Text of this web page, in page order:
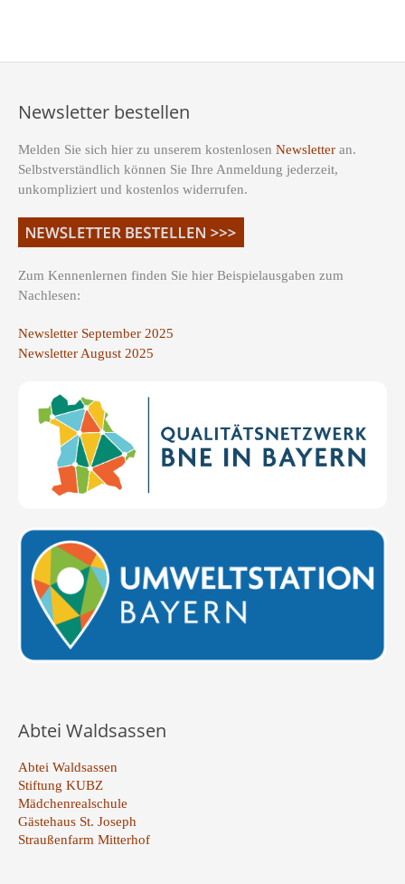
Newsletter bestellen
Melden Sie sich hier zu unserem kostenlosen Newsletter an.
Selbstverständlich können Sie Ihre Anmeldung jederzeit,
unkompliziert und kostenlos widerrufen.
Zum Kennenlernen finden Sie hier Beispielausgaben zum
Nachlesen:
Newsletter September 2025
Newsletter August 2025
Abtei Waldsassen
Abtei Waldsassen
Stiftung KUBZ
Mädchenrealschule
Gästehaus St. Joseph
Straußenfarm Mitterhof